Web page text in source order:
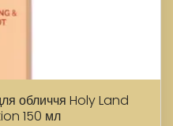
обличчя Holy Land
150 мл